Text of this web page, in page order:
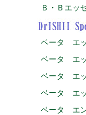
Ｂ・Ｂエッ
ベータ エ
ベータ エ
ベータ エ
ベータ エ
ベータ エ